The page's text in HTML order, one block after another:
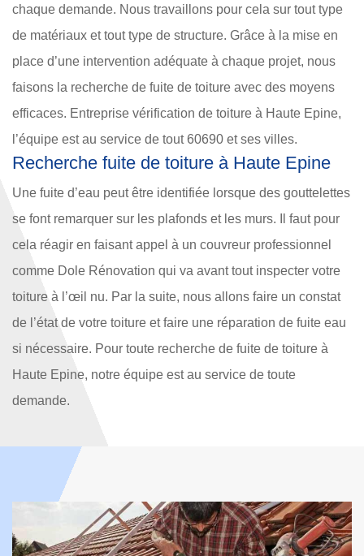
chaque demande. Nous travaillons pour cela sur tout type
de matériaux et tout type de structure. Grâce à la mise en
place d’une intervention adéquate à chaque projet, nous
faisons la recherche de fuite de toiture avec des moyens
efficaces. Entreprise vérification de toiture à Haute Epine,
l’équipe est au service de tout 60690 et ses villes.
Recherche fuite de toiture à Haute Epine
Une fuite d’eau peut être identifiée lorsque des gouttelettes
se font remarquer sur les plafonds et les murs. Il faut pour
cela réagir en faisant appel à un couvreur professionnel
comme Dole Rénovation qui va avant tout inspecter votre
toiture à l’œil nu. Par la suite, nous allons faire un constat
de l’état de votre toiture et faire une réparation de fuite eau
si nécessaire. Pour toute recherche de fuite de toiture à
Haute Epine, notre équipe est au service de toute
demande.